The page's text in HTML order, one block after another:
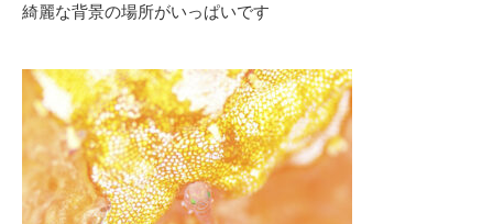
綺麗な背景の場所がいっぱいです